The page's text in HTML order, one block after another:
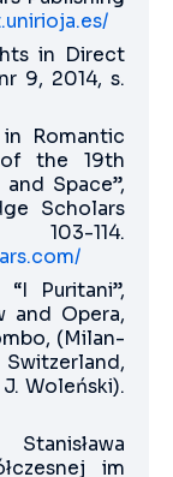
in Direct
9, 2014, s.
Romantic
the 19th
Space”,
Scholars
114.
Puritani”,
and Opera,
(Milan-
J. Woleński).
im